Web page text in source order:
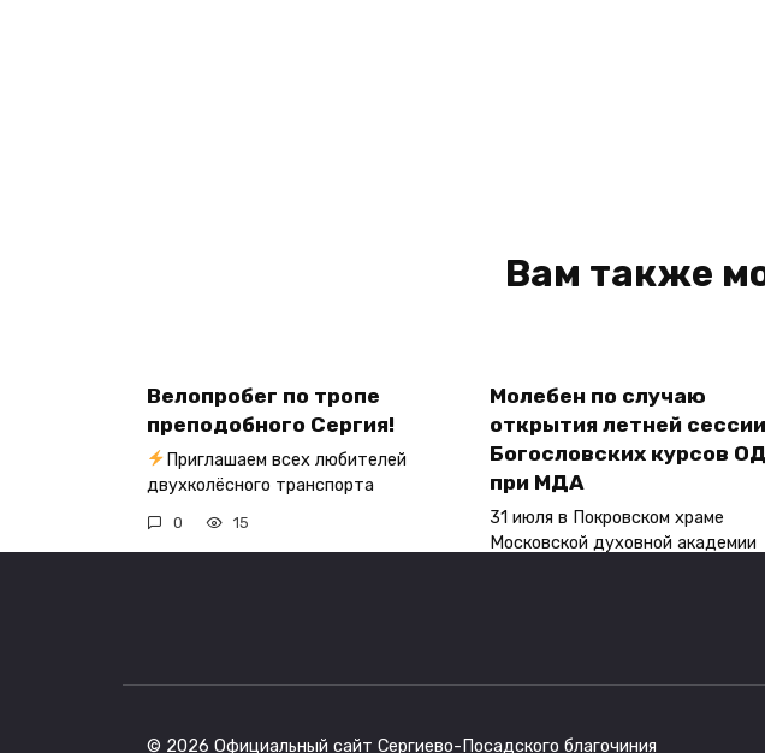
Вам также
Велопробег по тропе
преподобного Сергия!
Приглашаем всех любителей
двухколёсного транспорта
0 15
Молебен по случаю
открытия летней сессии
Богословских курсов
при МДА
31 июля в Покровском храме
Московской духовной академии
© 2026 Официальный сайт Сергиево-Посадского благочиния